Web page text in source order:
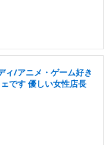
ィ/アニメ・ゲーム好き
です 優しい女性店長